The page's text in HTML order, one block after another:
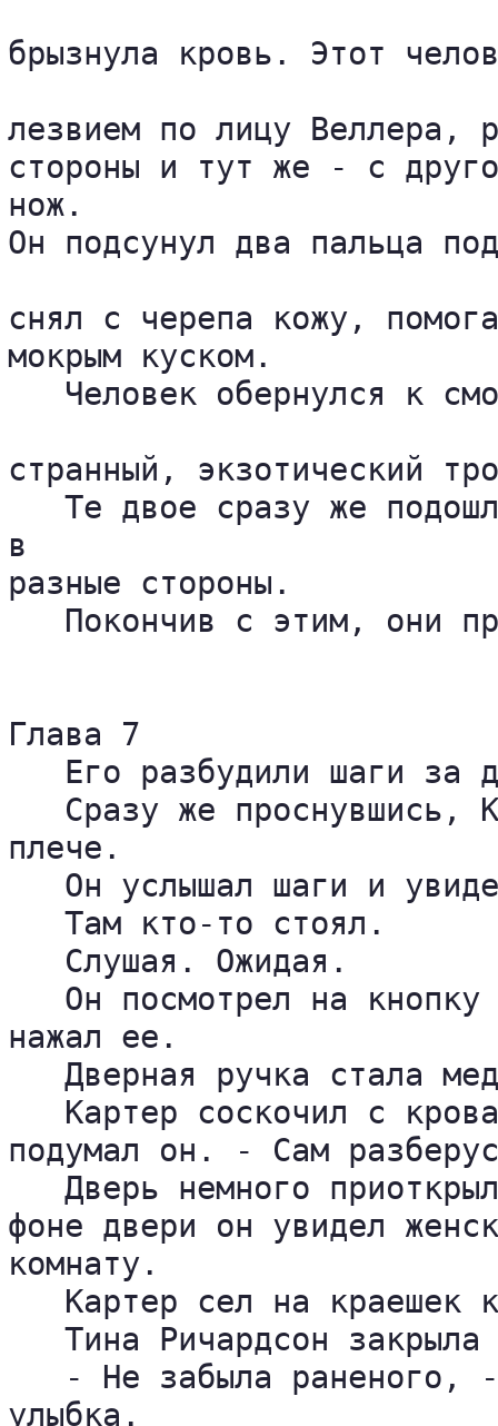
брызнула кровь. Этот
лезвием по лицу Веллера,
стороны и тут же - с
нож.
Он подсунул два пальца
снял с черепа кожу,
мокрым куском.
Человек обернулся к
странный, экзотический
Те двое сразу же
в
разные стороны.
Покончив с этим, они
Глава 7
Его разбудили шаги за
Сразу же проснувшись,
плече.
Он услышал шаги и
   Там кто-то стоял.
   Слушая. Ожидая.
Он посмотрел на
нажал ее.
Дверная ручка стала
Картер соскочил с
подумал он. - Сам
Дверь немного
фоне двери он увидел
комнату.
Картер сел на краешек
Тина Ричардсон
- Не забыла раненого,
улыбка.